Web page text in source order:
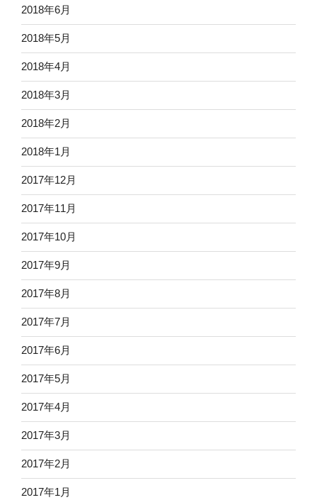
2018年6月
2018年5月
2018年4月
2018年3月
2018年2月
2018年1月
2017年12月
2017年11月
2017年10月
2017年9月
2017年8月
2017年7月
2017年6月
2017年5月
2017年4月
2017年3月
2017年2月
2017年1月